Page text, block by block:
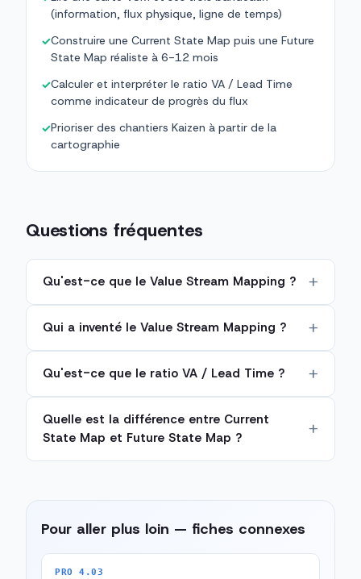
(information, flux physique, ligne de temps)
✓Construire une Current State Map puis une Future
State Map réaliste à 6-12 mois
✓Calculer et interpréter le ratio VA / Lead Time
comme indicateur de progrès du flux
✓Prioriser des chantiers Kaizen à partir de la
cartographie
Questions fréquentes
Qu'est-ce que le Value Stream Mapping ?
Qui a inventé le Value Stream Mapping ?
Qu'est-ce que le ratio VA / Lead Time ?
Quelle est la différence entre Current
State Map et Future State Map ?
Pour aller plus loin — fiches connexes
PRO 4.03